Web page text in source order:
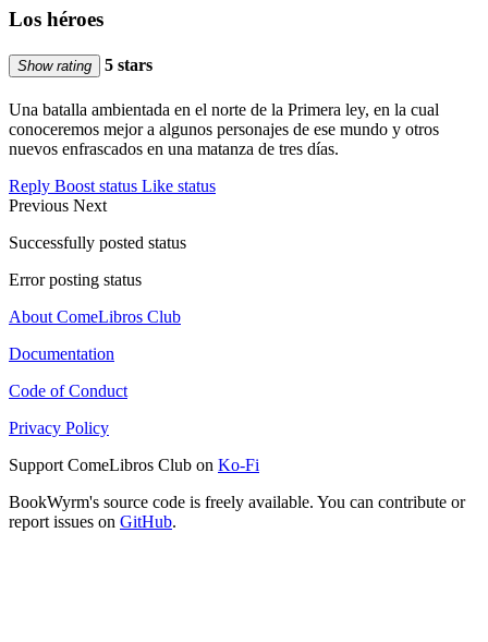
Los héroes
Show rating 5 stars
Una batalla ambientada en el norte de la Primera ley, en la cual
conoceremos mejor a algunos personajes de ese mundo y otros
nuevos enfrascados en una matanza de tres días.
Reply Boost status Like status
Previous Next
Successfully posted status
Error posting status
About ComeLibros Club
Documentation
Code of Conduct
Privacy Policy
Support ComeLibros Club on Ko-Fi
BookWyrm's source code is freely available. You can contribute or
report issues on GitHub.